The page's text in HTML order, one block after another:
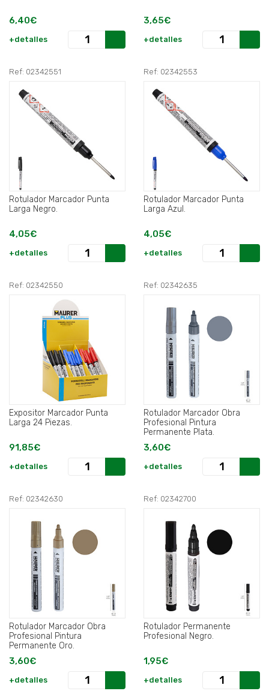
6,40€
+detalles
3,65€
+detalles
Ref: 02342551
Rotulador Marcador Punta
Larga Negro.
4,05€
+detalles
Ref: 02342553
Rotulador Marcador Punta
Larga Azul.
4,05€
+detalles
Ref: 02342550
Expositor Marcador Punta
Larga 24 Piezas.
91,85€
+detalles
Ref: 02342635
Rotulador Marcador Obra
Profesional Pintura
Permanente Plata.
3,60€
+detalles
Ref: 02342630
Rotulador Marcador Obra
Profesional Pintura
Permanente Oro.
3,60€
+detalles
Ref: 02342700
Rotulador Permanente
Profesional Negro.
1,95€
+detalles